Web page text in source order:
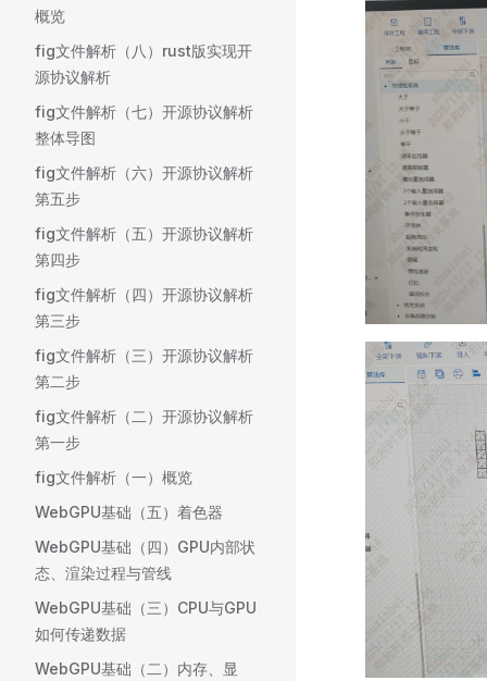
概览
fig文件解析（八）rust版实现开
源协议解析
fig文件解析（七）开源协议解析
整体导图
fig文件解析（六）开源协议解析
第五步
fig文件解析（五）开源协议解析
第四步
fig文件解析（四）开源协议解析
第三步
fig文件解析（三）开源协议解析
第二步
fig文件解析（二）开源协议解析
第一步
fig文件解析（一）概览
WebGPU基础（五）着色器
WebGPU基础（四）GPU内部状
态、渲染过程与管线
WebGPU基础（三）CPU与GPU
如何传递数据
WebGPU基础（二）内存、显